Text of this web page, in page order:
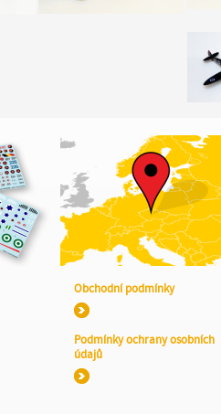
Obchodní podmínky
Podmínky ochrany osobních
údajů